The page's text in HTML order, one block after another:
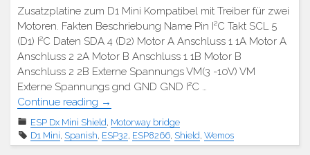
Zusatzplatine zum D1 Mini Kompatibel mit Treiber für zwei
Motoren. Fakten Beschriebung Name Pin I²C Takt SCL 5
(D1) I²C Daten SDA 4 (D2) Motor A Anschluss 1 1A Motor A
Anschluss 2 2A Motor B Anschluss 1 1B Motor B
Anschluss 2 2B Externe Spannungs VM(3 -10V) VM
Externe Spannungs gnd GND GND I²C …
Continue reading "D1
Mini
Shield
–
→
ESP Dx Mini Shield Motorway bridge
D1 Mini Spanish ESP32 ESP8266 Shield Wemos